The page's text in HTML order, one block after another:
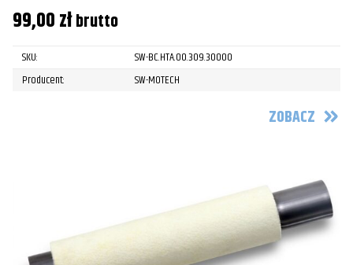
99,00złbrutto
SKU:
SW-BC.HTA.00.309.30000
Producent:
SW-MOTECH
ZOBACZ